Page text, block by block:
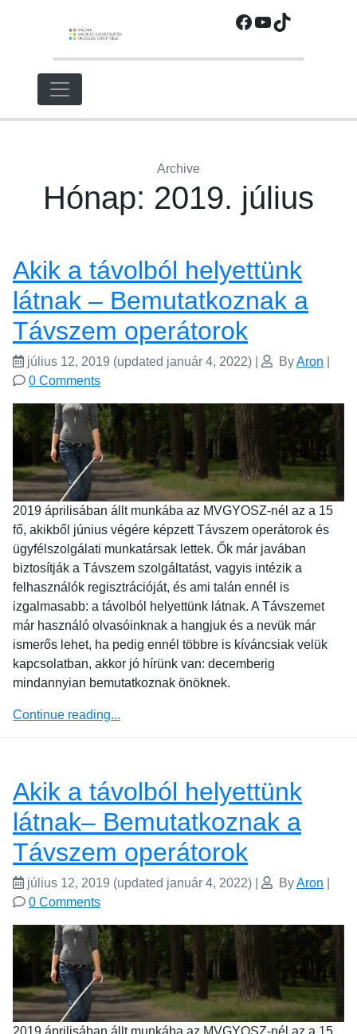
Facebook
YouTube
TikTok
Archive
Hónap: 2019. július
Akik a távolból helyettünk
látnak – Bemutatkoznak a
Távszem operátorok
július 12, 2019 (updated január 4, 2022) ByAron
0 Comments
2019 áprilisában állt munkába az MVGYOSZ-nél az a 15
fő, akikből június végére képzett Távszem operátorok és
ügyfélszolgálati munkatársak lettek. Ők már javában
biztosítják a Távszem szolgáltatást, vagyis intézik a
felhasználók regisztrációját, és ami talán ennél is
izgalmasabb: a távolból helyettünk látnak. A Távszemet
már használó olvasóinknak a hangjuk és a nevük már
ismerős lehet, ha pedig ennél többre is kíváncsiak velük
kapcsolatban, akkor jó hírünk van: decemberig
mindannyian bemutatkoznak önöknek.
Continue reading...
Akik a távolból helyettünk
látnak– Bemutatkoznak a
Távszem operátorok
július 12, 2019 (updated január 4, 2022) ByAron
0 Comments
2019 áprilisában állt munkába az MVGYOSZ-nél az a 15